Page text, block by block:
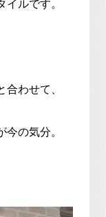
ルです。
わせて、
の気分。